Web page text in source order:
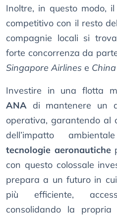
Inoltre, in questo modo,
competitivo con il resto
compagnie locali si
forte concorrenza da
Singapore Airlines e
Investire in una flotta
ANA di mantenere un
operativa, garantendo al
dell’impatto
tecnologie aeronautiche
con questo colossale
prepara a un futuro in
più efficiente,
consolidando la